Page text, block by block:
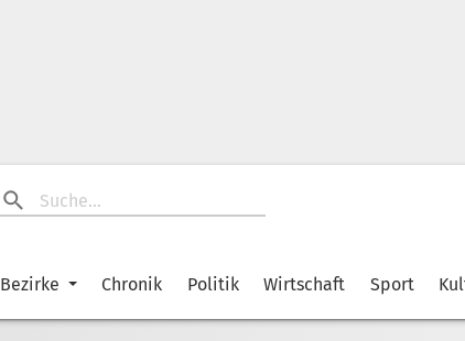
Bezirke Chronik Politik Wirtschaft Sport